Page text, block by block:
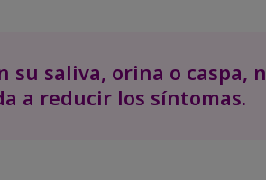
saliva, orina o caspa,
a reducir los síntomas.